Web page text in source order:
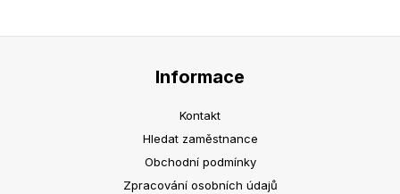
Informace
Kontakt
Hledat zaměstnance
Obchodní podmínky
Zpracování osobních údajů